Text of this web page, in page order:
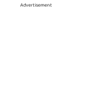
Advertisement